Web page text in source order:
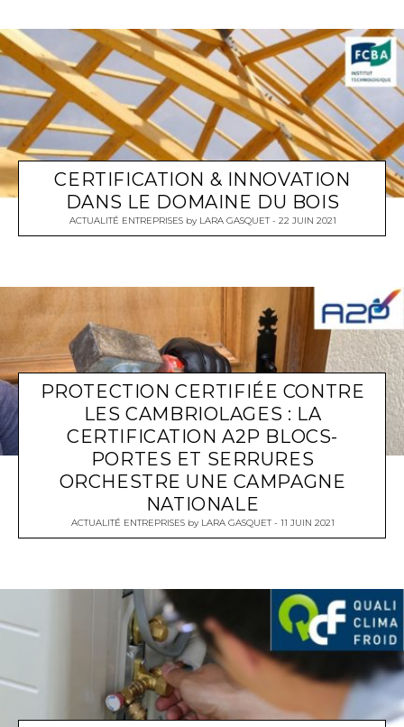
CERTIFICATION & INNOVATION
DANS LE DOMAINE DU BOIS
ACTUALITÉ ENTREPRISESby LARA GASQUET 22 JUIN 2021
PROTECTION CERTIFIÉE CONTRE
LES CAMBRIOLAGES : LA
CERTIFICATION A2P BLOCS-
PORTES ET SERRURES
ORCHESTRE UNE CAMPAGNE
NATIONALE
ACTUALITÉ ENTREPRISESby LARA GASQUET 11 JUIN 2021